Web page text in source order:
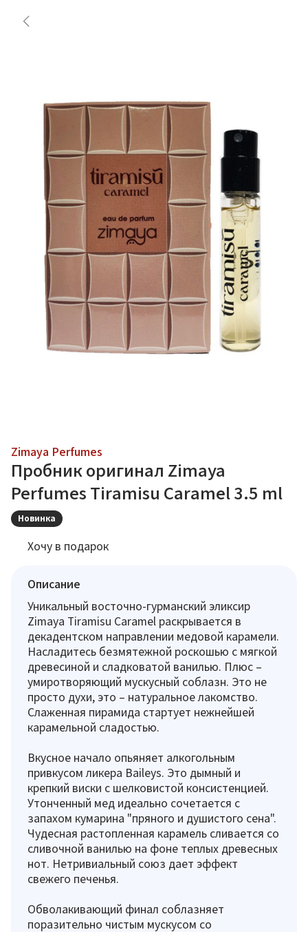
Zimaya Perfumes
Пробник оригинал Zimaya
Perfumes Tiramisu Caramel 3.5 ml
Новинка
Хочу в подарок
Описание
Уникальный восточно-гурманский эликсир
Zimaya Tiramisu Caramel раскрывается в
декадентском направлении медовой карамели.
Насладитесь безмятежной роскошью с мягкой
древесиной и сладковатой ванилью. Плюс –
умиротворяющий мускусный соблазн. Это не
просто духи, это – натуральное лакомство.
Слаженная пирамида стартует нежнейшей
карамельной сладостью.
Вкусное начало опьяняет алкогольным
привкусом ликера Baileys. Это дымный и
крепкий виски с шелковистой консистенцией.
Утонченный мед идеально сочетается с
запахом кумарина "пряного и душистого сена".
Чудесная растопленная карамель сливается со
сливочной ванилью на фоне теплых древесных
нот. Нетривиальный союз дает эффект
свежего печенья.
Обволакивающий финал соблазняет
поразительно чистым мускусом со